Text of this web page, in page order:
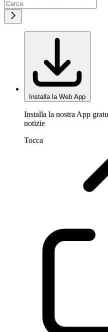
Installa la Web App
Installa la nostra App
notizie
Tocca